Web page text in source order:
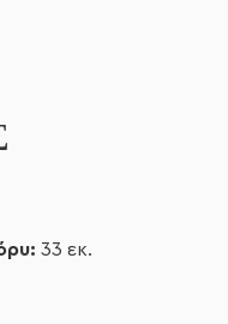
33 εκ.